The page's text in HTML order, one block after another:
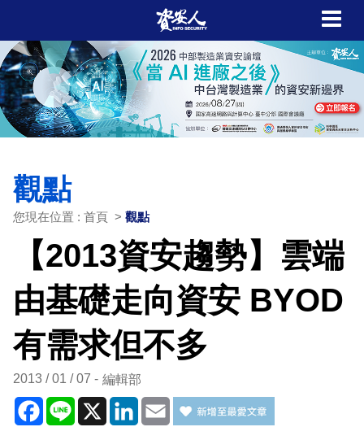
觀點
您現在位置 : 首頁 > 觀點
【2013資安趨勢】雲端
由基礎走向資安 BYOD
有需求但不多
2013 / 01 / 07 編輯部
Facebook
Line X LinkedIn
Email